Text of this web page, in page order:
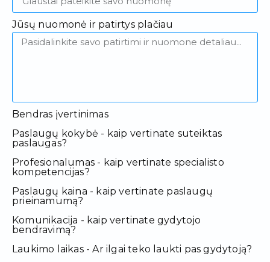
Jūsų nuomonė ir patirtys plačiau
Bendras įvertinimas
Paslaugų kokybė - kaip vertinate suteiktas
paslaugas?
Profesionalumas - kaip vertinate specialisto
kompetencijas?
Paslaugų kaina - kaip vertinate paslaugų
prieinamumą?
Komunikacija - kaip vertinate gydytojo
bendravimą?
Laukimo laikas - Ar ilgai teko laukti pas gydytoją?